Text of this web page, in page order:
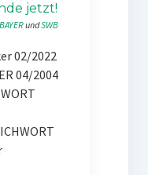
jetzt!
und SWB
02/2022
04/2004